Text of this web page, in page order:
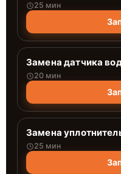
25 мин
Замена датчика
20 мин
Замена
25 мин